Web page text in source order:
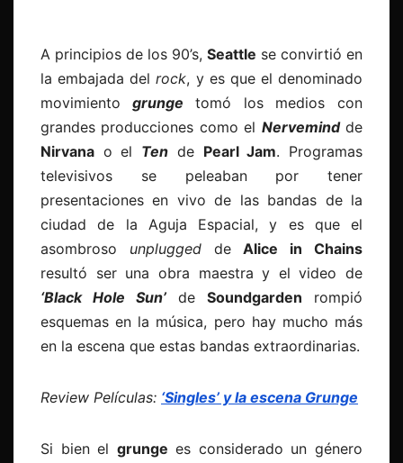
A principios de los 90’s, Seattle se convirtió en
la embajada delrock, y es que el denominado
movimiento grunge tomó los medios con
grandes producciones como el Nervemindde
Nirvana o el Ten de Pearl Jam. Programas
televisivos se peleaban por tener
presentaciones en vivo de las bandas de la
ciudad de la Aguja Espacial, y es que el
asombroso unplugged deAlice in Chains
resultó ser una obra maestra y el video de
‘Black Hole Sun’ de Soundgarden rompió
esquemas en la música, pero hay mucho más
en la escena que estas bandas extraordinarias.
Review Películas: ‘Singles’ y la escena Grunge
Si bien el grunge es considerado un género